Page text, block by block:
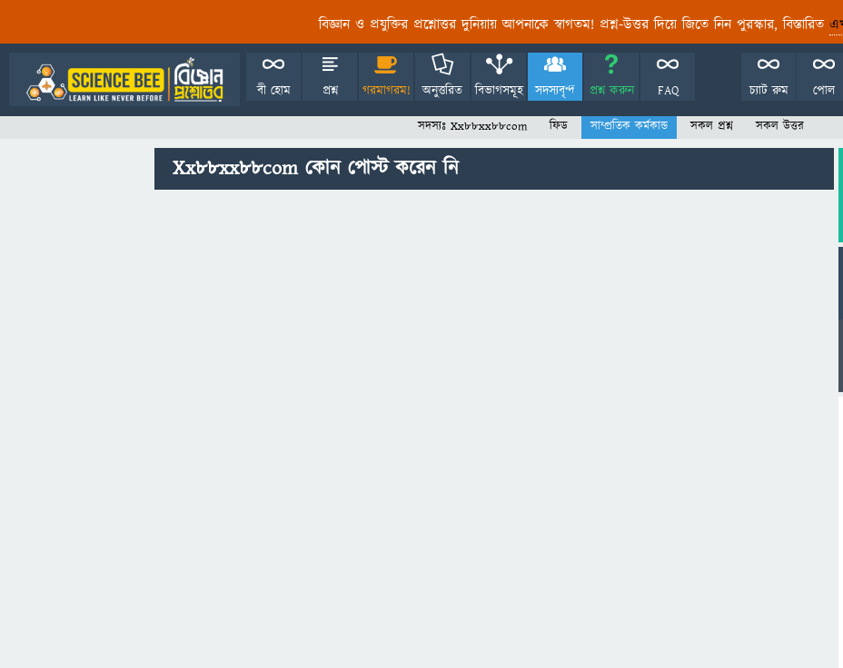
বিজ্ঞান ও প্রযুক্তির প্রশ্নোত্তর দুনিয়ায় আপনাকে স্বাগতম! প্রশ্ন-উত্তর দিয়ে জিতে নিন পুরস্কার, বিস্তারিত
বী হোম প্রশ্ন গরমাগরম! অনুত্তরিত বিভাগসমূহ সদস্যবৃন্দ প্রশ্ন করুন FAQ পোল
চ্যাট রুম
সদস্যঃ Xx88xx88com ফিড সাম্প্রতিক কর্মকান্ড সকল প্রশ্ন সকল উত্তর
Xx88xx88com কোন পোস্ট করেন নি